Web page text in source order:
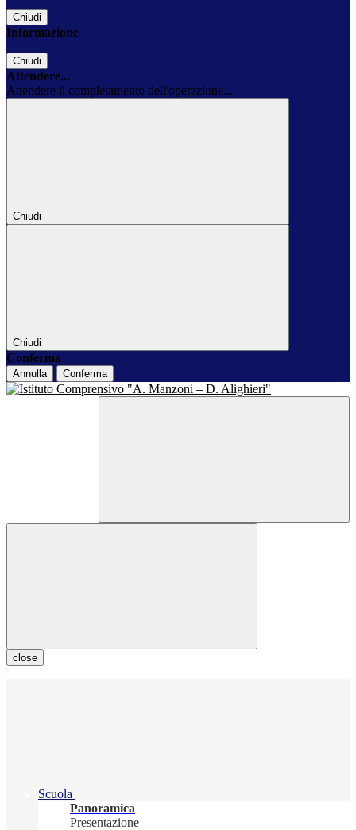
Chiudi
Informazione
Chiudi
Attendere...
Attendere il completamento dell'operazione...
Chiudi
Chiudi
Conferma
Annulla Conferma
close
Scuola
Panoramica
Presentazione